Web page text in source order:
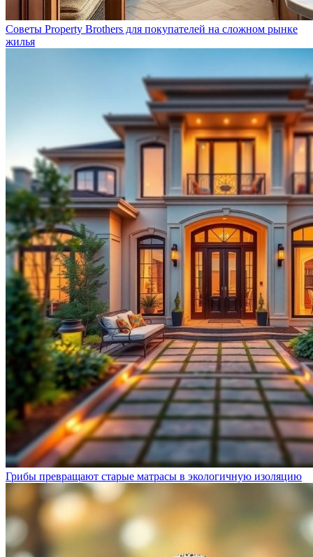
Советы Property Brothers для покупателей на сложном рынке
жилья
Грибы превращают старые матрасы в экологичную изоляцию